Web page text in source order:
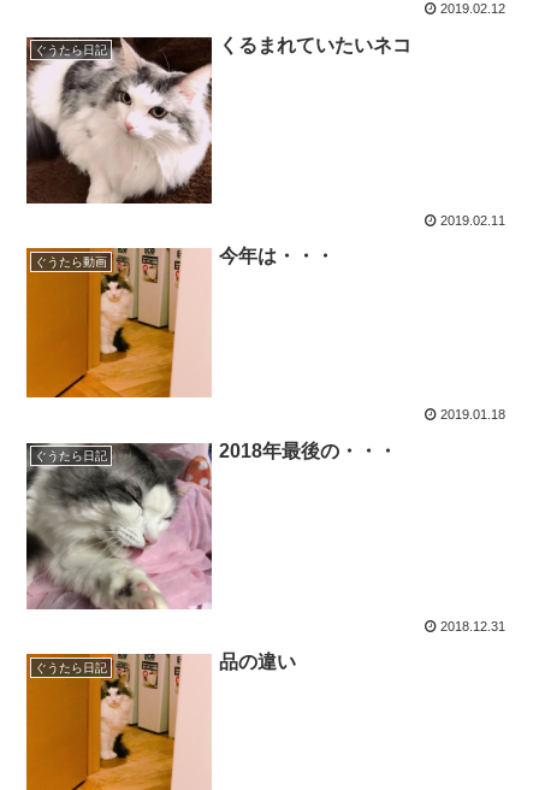
2019.02.12
ぐうたら日記 くるまれていたいネコ
2019.02.11
ぐうたら動画 今年は・・・
2019.01.18
ぐうたら日記 2018年最後の・・・
2018.12.31
ぐうたら日記 品の違い